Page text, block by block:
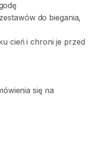
zestawów do biegania​,​
cień i chroni je przed
się na